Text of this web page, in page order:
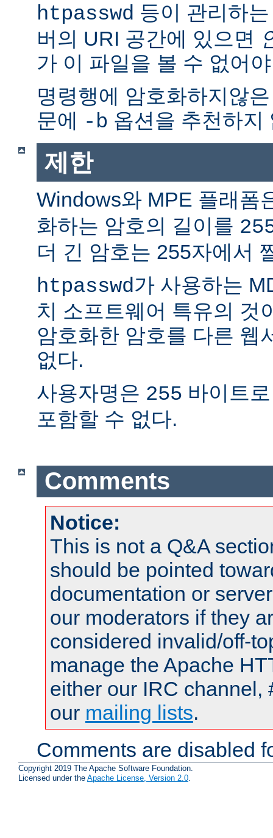
htpasswd 등이 관리하
버의 URI 공간에 있으면
가 이 파일을 볼 수 없어
명령행에 암호화하지않
문에 -b 옵션을 추천하지
제한
Windows와 MPE 플래폼
화하는 암호의 길이를
더 긴 암호는 255자에서
htpasswd가 사용하는
치 소프트웨어 특유의 것
암호화한 암호를 다른 웹
없다.
사용자명은 255 바이트
포함할 수 없다.
Comments
Notice:
This is not a Q&A
should be pointed
documentation or
our moderators if they
considered invalid/off-
manage the Apache
either our IRC channel,
our mailing lists.
Comments are disabled
Copyright 2019 The Apache Software Foundation.
Licensed under the Apache License, Version 2.0.